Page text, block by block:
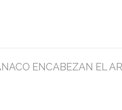
DE EL BUEN FIN, CON LA